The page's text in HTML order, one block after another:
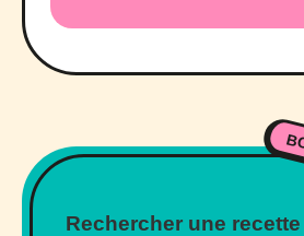
Rechercher une recette